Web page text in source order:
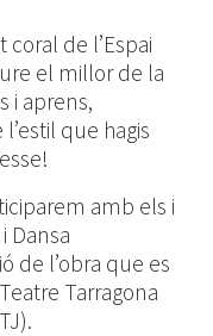
de l’Espai
el millor de la
i aprens,
que hagis
amb els i
Dansa
de l’obra que es
Tarragona